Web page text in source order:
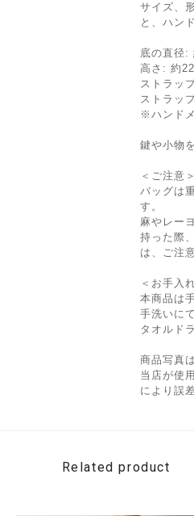
サイズ、
と、ハン
底の直径:
高さ: 約
ストラッ
ストラッ
※ハンド
鍵や小物
＜ご注意＞
バッグは
す。
麻やレー
持った際
は、ご注
＜お手入
本商品は
手洗いに
タオルド
商品写真
当店が使
により誤
Related product